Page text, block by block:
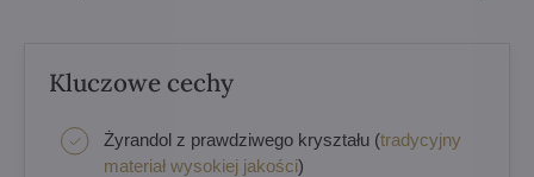
Kluczowe cechy
Żyrandol z prawdziwego kryształu (tradycyjny
materiał wysokiej jakości)